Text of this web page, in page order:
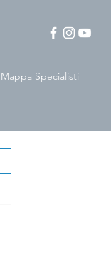
Mappa Specialisti